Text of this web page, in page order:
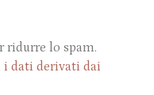
ridurre lo spam.
i dati derivati dai